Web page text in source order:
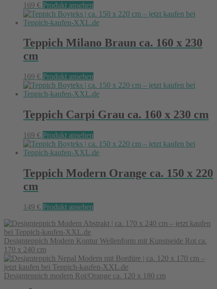
169 € Produkt ansehen
Teppich Milano Braun ca. 160 x 230
cm
169 € Produkt ansehen
Teppich Carpi Grau ca. 160 x 230 cm
169 € Produkt ansehen
Teppich Modern Orange ca. 150 x 220
cm
149 € Produkt ansehen
Designteppich Modern Kontur Wellenform mit Kunstseide Rot ca.
170 x 240 cm
Designteppich modern Rot/Orange ca. 120 x 180 cm